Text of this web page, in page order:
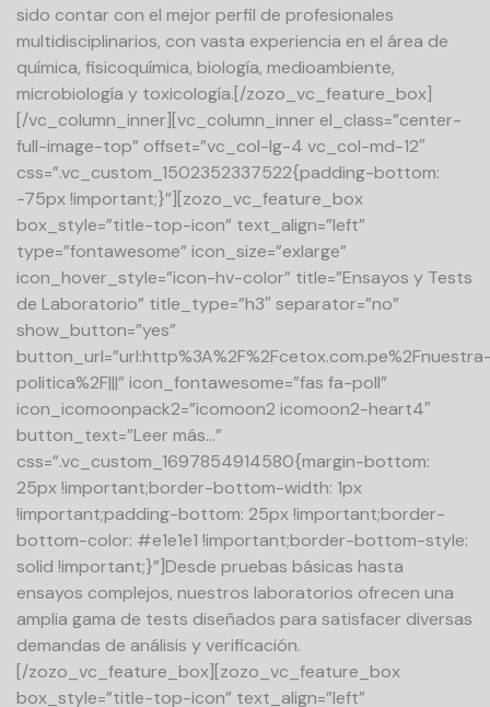
sido contar con el mejor perfil de profesionales
multidisciplinarios, con vasta experiencia en el área de
química, fisicoquímica, biología, medioambiente,
microbiología y toxicología.[/zozo_vc_feature_box]
[/vc_column_inner][vc_column_inner el_class=”center-
full-image-top” offset=”vc_col-lg-4 vc_col-md-12″
css=”.vc_custom_1502352337522{padding-bottom:
-75px !important;}”][zozo_vc_feature_box
box_style=”title-top-icon” text_align=”left”
type=”fontawesome” icon_size=”exlarge”
icon_hover_style=”icon-hv-color” title=”Ensayos y Tests
de Laboratorio” title_type=”h3″ separator=”no”
show_button=”yes”
politica%2F|||” icon_fontawesome=”fas fa-poll”
icon_icomoonpack2=”icomoon2 icomoon2-heart4″
button_text=”Leer más…”
css=”.vc_custom_1697854914580{margin-bottom:
25px !important;border-bottom-width: 1px
!important;padding-bottom: 25px !important;border-
bottom-color: #e1e1e1 !important;border-bottom-style:
solid !important;}”]Desde pruebas básicas hasta
ensayos complejos, nuestros laboratorios ofrecen una
amplia gama de tests diseñados para satisfacer diversas
demandas de análisis y verificación.
[/zozo_vc_feature_box][zozo_vc_feature_box
box_style=”title-top-icon” text_align=”left”